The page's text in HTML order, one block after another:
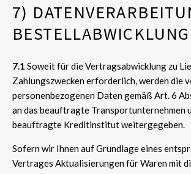
7)
BESTELLABWICKLUNG
7.1 Soweit für die Vertragsabwicklung zu
Zahlungszwecken erforderlich, werden die
personenbezogenen Daten gemäß Art. 6
an das beauftragte Transportunternehmen
beauftragte Kreditinstitut weitergegeben.
Sofern wir Ihnen auf Grundlage eines
Vertrages Aktualisierungen für Waren mit